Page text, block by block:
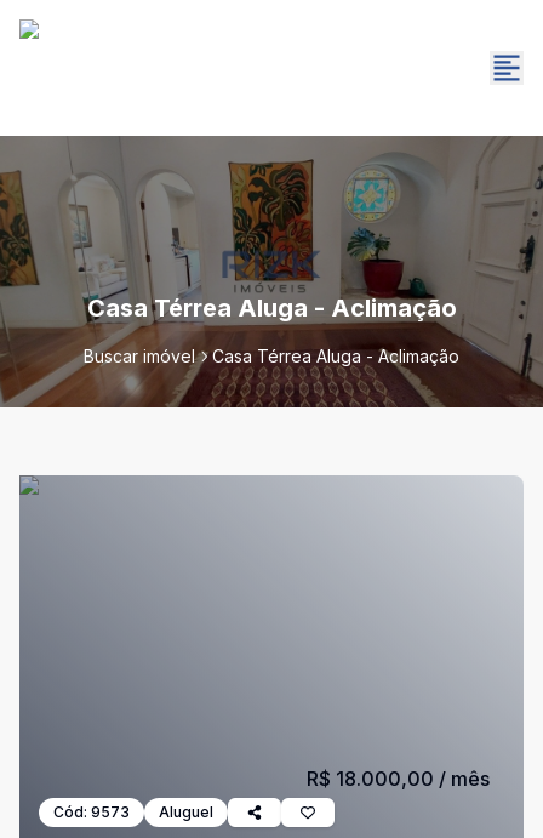
Casa Térrea Aluga - Aclimação
Buscar imóvel Casa Térrea Aluga - Aclimação
Cód: 9573 Aluguel
R$ 18.000,00 / mês